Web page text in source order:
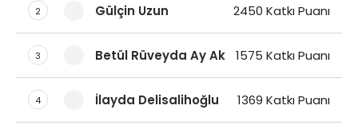
2 Gülçin Uzun 2450 Katkı Puanı
3 Betül Rüveyda Ay Ak 1575 Katkı Puanı
4 İlayda Delisalihoğlu 1369 Katkı Puanı